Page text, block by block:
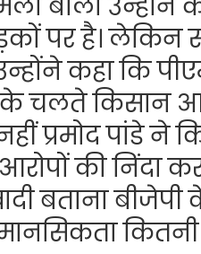
अभियान
के
तहत
बागपत
की
एक
बेटी
1
दिन
के
लिए
अफसर
बोला उन्होंने
पर है। लेकिन
कहा कि
के चलते
प्रमोद पांडे ने
की निंदा
बताना बीजेपी